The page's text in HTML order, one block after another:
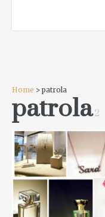
Home > patrola
patrola2